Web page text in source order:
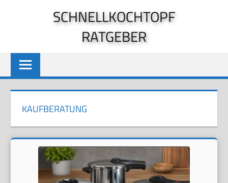
SCHNELLKOCHTOPF
RATGEBER
KAUFBERATUNG